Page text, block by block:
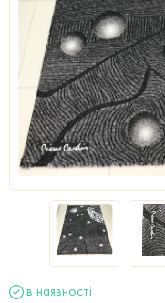
в наявності